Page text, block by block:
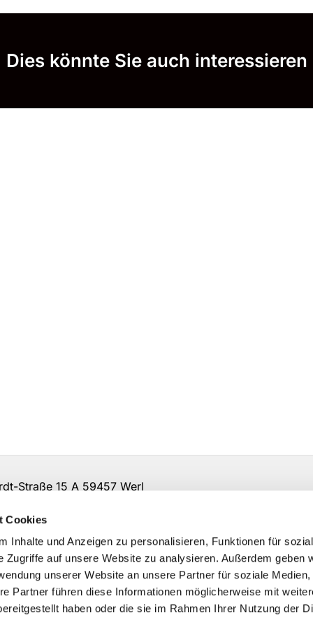
Cookies
Inhalte und Anzeigen zu personalisieren, Funktionen für
Zugriffe auf unsere Website zu analysieren. Außerdem geben
unserer Website an unsere Partner für soziale Medien,
Partner führen diese Informationen möglicherweise mit
haben oder die sie im Rahmen Ihrer Nutzung der
Dies könnte Sie auch interessieren
Straße 15 A 59457 Werl